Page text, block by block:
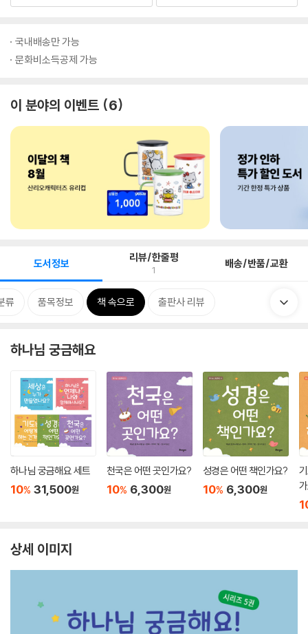
국내배송만 가능
문화비소득공제 가능
이 분야의 이벤트 6
도서정보 리뷰/한줄평
1 배송/반품/교환
류 품목정보 책 속으로 출판사 리뷰
하나님 궁금해요
하나님 궁금해요 세트
10% 31,500원
천국은 어떤 곳인가요?
10% 6,300원
성경은 어떤 책인가요?
10% 6,300원
상세 이미지